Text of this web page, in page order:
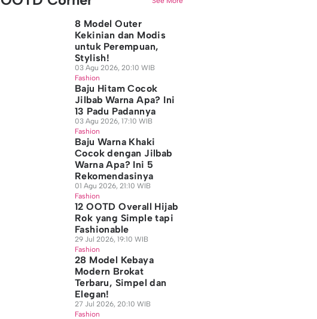
8 Model Outer
Kekinian dan Modis
untuk Perempuan,
Stylish!
03 Agu 2026, 20:10 WIB
Fashion
Baju Hitam Cocok
Jilbab Warna Apa? Ini
13 Padu Padannya
03 Agu 2026, 17:10 WIB
Fashion
Baju Warna Khaki
Cocok dengan Jilbab
Warna Apa? Ini 5
Rekomendasinya
01 Agu 2026, 21:10 WIB
Fashion
12 OOTD Overall Hijab
Rok yang Simple tapi
Fashionable
29 Jul 2026, 19:10 WIB
Fashion
28 Model Kebaya
Modern Brokat
Terbaru, Simpel dan
Elegan!
27 Jul 2026, 20:10 WIB
Fashion